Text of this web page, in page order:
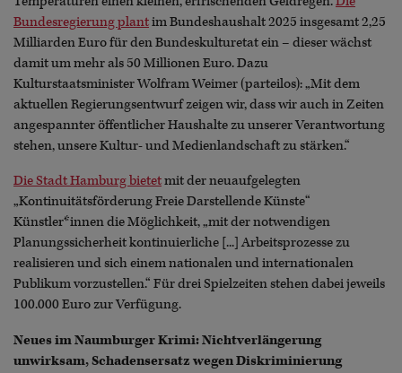
Bundesregierung plantim Bundeshaushalt 2025 insgesamt 2,25
Milliarden Euro für den Bundeskulturetat ein – dieser wächst
damit um mehr als 50 Millionen Euro. Dazu
Kulturstaatsminister Wolfram Weimer (parteilos): „Mit dem
aktuellen Regierungsentwurf zeigen wir, dass wir auch in Zeiten
angespannter öffentlicher Haushalte zu unserer Verantwortung
stehen, unsere Kultur- und Medienlandschaft zu stärken.“
Die Stadt Hamburg bietetmit der neuaufgelegten
„Kontinuitätsförderung Freie Darstellende Künste“
Künstler*innen die Möglichkeit, „mit der notwendigen
Planungssicherheit kontinuierliche [...] Arbeitsprozesse zu
realisieren und sich einem nationalen und internationalen
Publikum vorzustellen.“ Für drei Spielzeiten stehen dabei jeweils
100.000 Euro zur Verfügung.
Neues im Naumburger Krimi: Nichtverlängerung
unwirksam, Schadensersatz wegen Diskriminierung